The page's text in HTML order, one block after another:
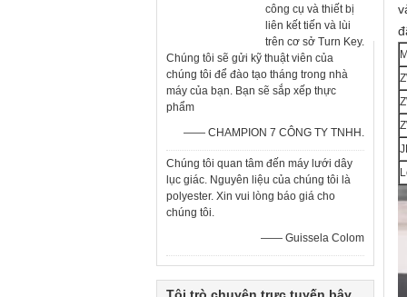
công cụ và thiết bị
liên kết tiến và lùi
trên cơ sở Turn Key.
Chúng tôi sẽ gửi kỹ thuật viên của
chúng tôi để đào tạo tháng trong nhà
máy của bạn. Bạn sẽ sắp xếp thực
phẩm
—— CHAMPION 7 CÔNG TY TNHH.
Chúng tôi quan tâm đến máy lưới dây
lục giác. Nguyên liệu của chúng tôi là
polyester. Xin vui lòng báo giá cho
chúng tôi.
—— Guissela Colom